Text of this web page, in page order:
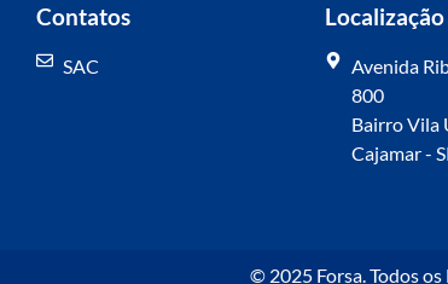
Contatos
SAC
Localização
Avenida
800
Bairro Vila
Cajamar -
© 2025 Forsa. Todos